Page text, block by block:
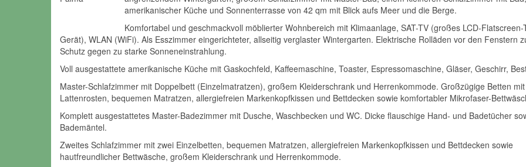
amerikanischer Küche und Sonnenterrasse von 42 qm mit Blick aufs Meer und die Berge.
Komfortabel und geschmackvoll möblierter Wohnbereich mit Klimaanlage, SAT-TV (großes LCD-Flatscreen-
Gerät), WLAN (WiFi). Als Esszimmer eingerichteter, allseitig verglaster Wintergarten. Elektrische Rolläden vor den Fenstern
Schutz gegen zu starke Sonneneinstrahlung.
Voll ausgestattete amerikanische Küche mit Gaskochfeld, Kaffeemaschine, Toaster, Espressomaschine, Gläser, Geschirr,
Master-Schlafzimmer mit Doppelbett (Einzelmatratzen), großem Kleiderschrank und Herrenkommode. Großzügige Betten mit
Lattenrosten, bequemen Matratzen, allergiefreien Markenkopfkissen und Bettdecken sowie komfortabler Mikrofaser-
Komplett ausgestattetes Master-Badezimmer mit Dusche, Waschbecken und WC. Dicke flauschige Hand- und Badetücher
Bademäntel.
Zweites Schlafzimmer mit zwei Einzelbetten, bequemen Matratzen, allergiefreien Markenkopfkissen und Bettdecken sowie
hautfreundlicher Bettwäsche, großem Kleiderschrank und Herrenkommode.